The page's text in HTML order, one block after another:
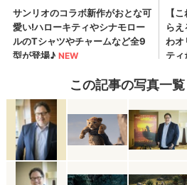
この記事の写真一覧